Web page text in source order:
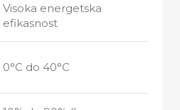
Visoka energetska
efikasnost
0°C do 40°C